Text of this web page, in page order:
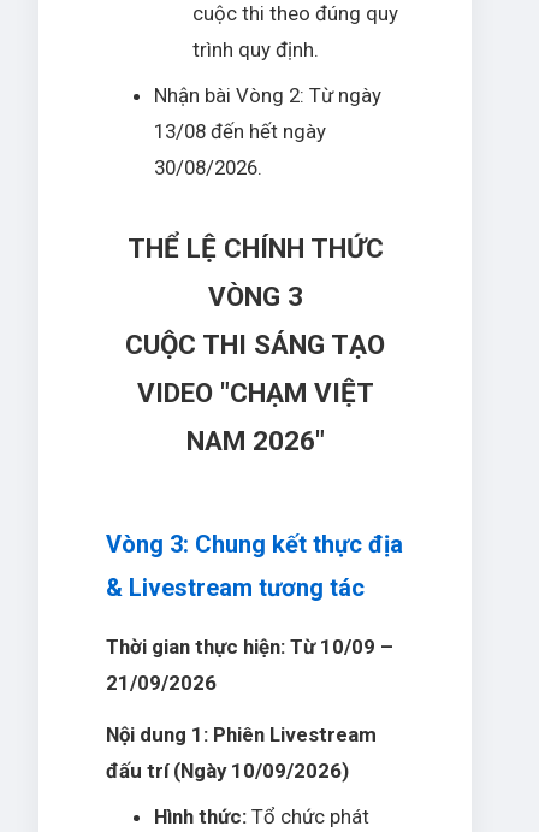
cuộc thi theo đúng quy
trình quy định.
Nhận bài Vòng 2: Từ ngày
13/08 đến hết ngày
30/08/2026.
THỂ LỆ CHÍNH THỨC
VÒNG 3
CUỘC THI SÁNG TẠO
VIDEO "CHẠM VIỆT
NAM 2026"
Vòng 3: Chung kết thực địa
& Livestream tương tác
Thời gian thực hiện: Từ 10/09 –
21/09/2026
Nội dung 1: Phiên Livestream
đấu trí (Ngày 10/09/2026)
Hình thức: Tổ chức phát